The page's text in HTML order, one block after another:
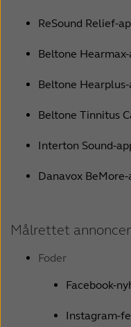
ReSound Relief-
Beltone
Beltone
Beltone Tinnitus
Interton Sound-
Danavox BeMore-
Målrettet
Foder
Facebook-
Instagram-